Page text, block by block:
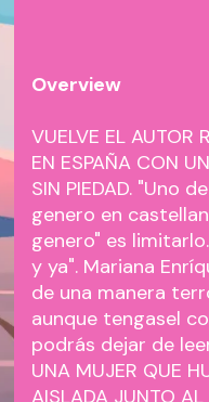
Overview
VUELVE EL AUTOR
EN ESPAÑA CON
SIN PIEDAD. "Uno
genero en
genero" es
y ya". Mariana
de una manera
aunque tengasel
podrás dejar de
UNA MUJER QUE
AISLADA JUNTO